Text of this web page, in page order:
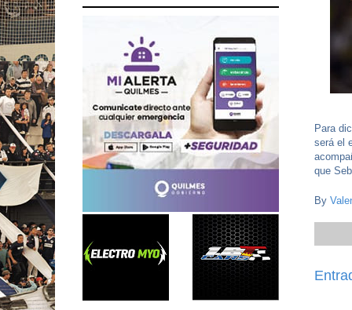
Para
será el
que
By